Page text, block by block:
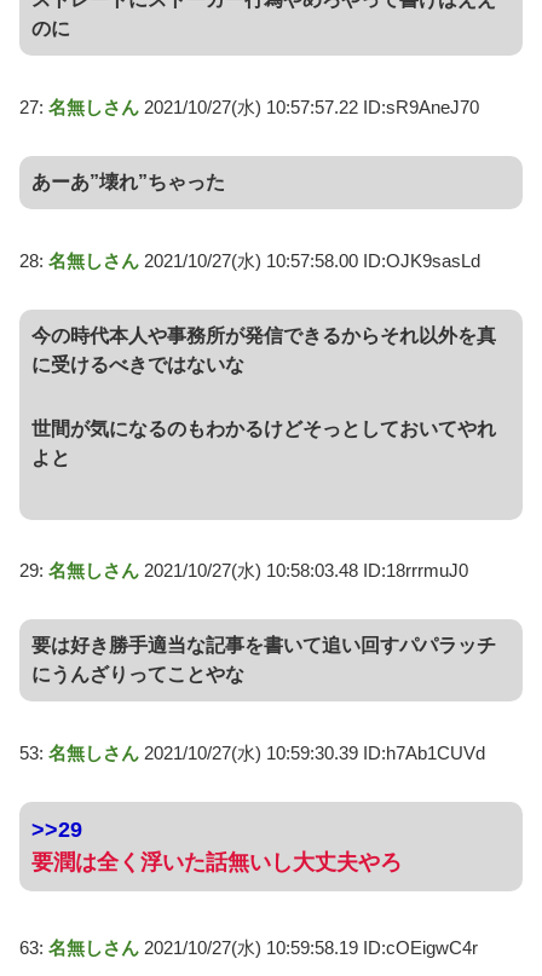
のに
27: 名無しさん 2021/10/27(水) 10:57:57.22 ID:sR9AneJ70
あーあ”壊れ”ちゃった
28: 名無しさん 2021/10/27(水) 10:57:58.00 ID:OJK9sasLd
今の時代本人や事務所が発信できるからそれ以外を真
に受けるべきではないな
世間が気になるのもわかるけどそっとしておいてやれ
よと
29: 名無しさん 2021/10/27(水) 10:58:03.48 ID:18rrrmuJ0
要は好き勝手適当な記事を書いて追い回すパパラッチ
にうんざりってことやな
53: 名無しさん 2021/10/27(水) 10:59:30.39 ID:h7Ab1CUVd
>>29
要潤は全く浮いた話無いし大丈夫やろ
63: 名無しさん 2021/10/27(水) 10:59:58.19 ID:cOEigwC4r